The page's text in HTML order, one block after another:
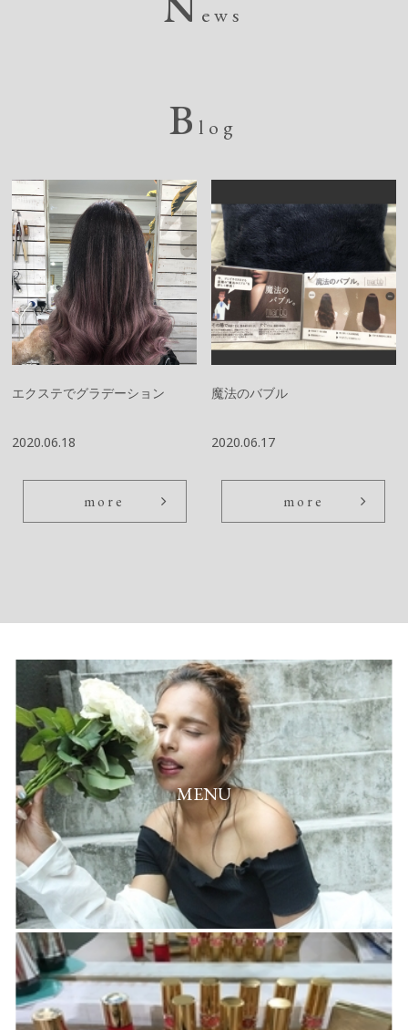
ews
Blog
エクステでグラデーション
2020.06.18
more
魔法のバブル
2020.06.17
more
MENU